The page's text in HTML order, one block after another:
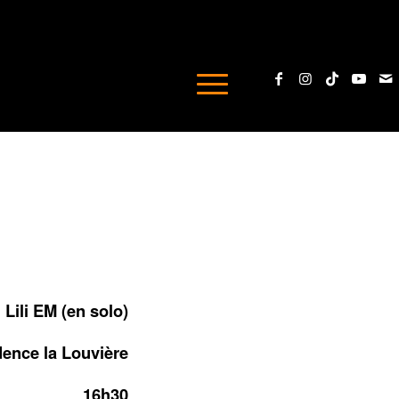
Lili EM (en solo)
la Louvière
16h30